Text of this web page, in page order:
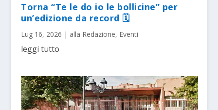
Torna “Te le do io le bollicine” per
un’edizione da record 🗓
Lug 16, 2026 | alla Redazione, Eventi
leggi tutto